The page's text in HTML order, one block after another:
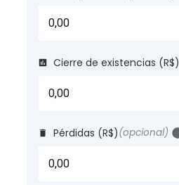
Cierre de existencias (R$)
Pérdidas (R$)(opcional) ?